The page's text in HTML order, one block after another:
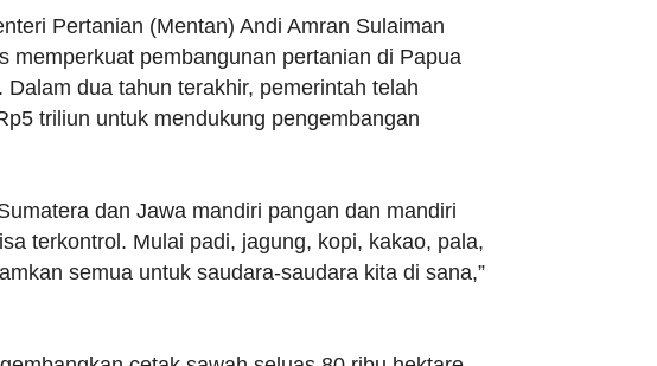
Pertanian (Mentan) Andi Amran Sulaiman
memperkuat pembangunan pertanian di Papua
dua tahun terakhir, pemerintah telah
triliun untuk mendukung pengembangan
dan Jawa mandiri pangan dan mandiri
terkontrol. Mulai padi, jagung, kopi, kakao, pala,
semua untuk saudara-saudara kita di sana,”